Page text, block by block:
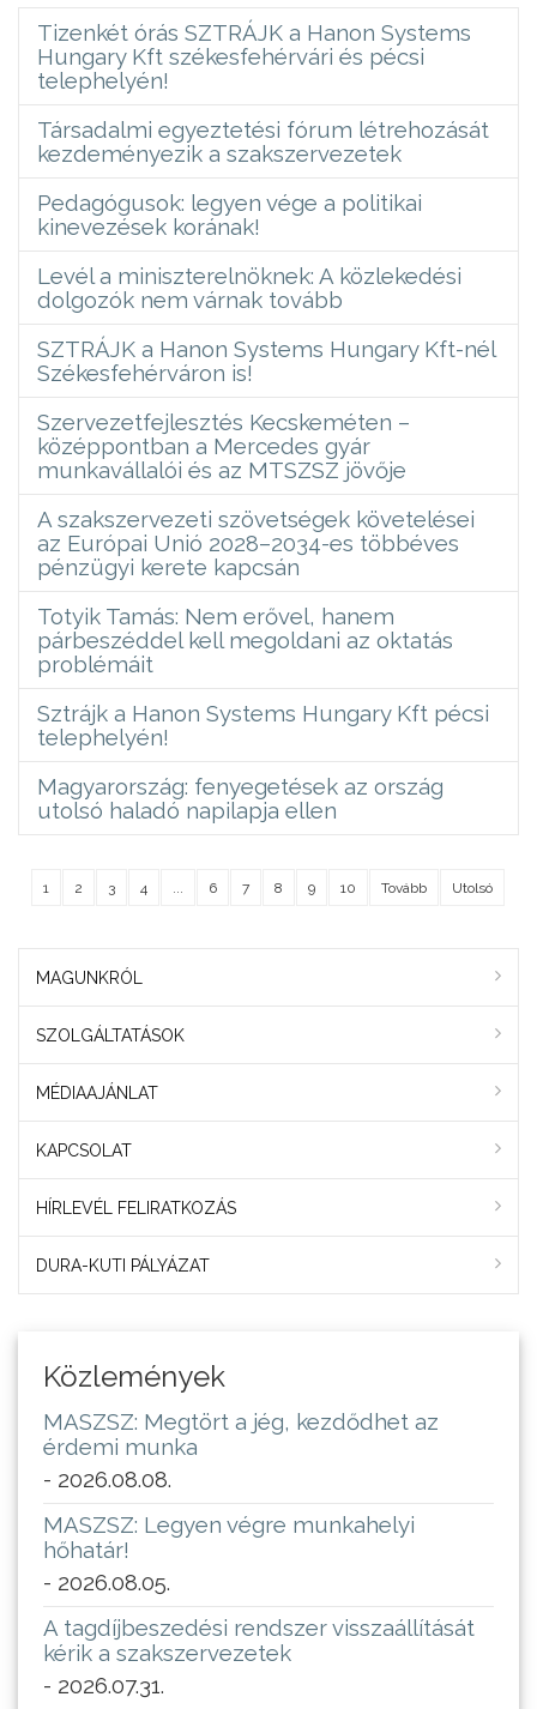
Tizenkét órás SZTRÁJK a Hanon Systems
Hungary Kft székesfehérvári és pécsi
telephelyén!
Társadalmi egyeztetési fórum létrehozását
kezdeményezik a szakszervezetek
Pedagógusok: legyen vége a politikai
kinevezések korának!
Levél a miniszterelnöknek: A közlekedési
dolgozók nem várnak tovább
SZTRÁJK a Hanon Systems Hungary Kft-nél
Székesfehérváron is!
Szervezetfejlesztés Kecskeméten –
középpontban a Mercedes gyár
munkavállalói és az MTSZSZ jövője
A szakszervezeti szövetségek követelései
az Európai Unió 2028–2034-es többéves
pénzügyi kerete kapcsán
Totyik Tamás: Nem erővel, hanem
párbeszéddel kell megoldani az oktatás
problémáit
Sztrájk a Hanon Systems Hungary Kft pécsi
telephelyén!
Magyarország: fenyegetések az ország
utolsó haladó napilapja ellen
1 2 3 4 ... 6 7 8 9 10 Tovább Utolsó
MAGUNKRÓL
SZOLGÁLTATÁSOK
MÉDIAAJÁNLAT
KAPCSOLAT
HÍRLEVÉL FELIRATKOZÁS
DURA-KUTI PÁLYÁZAT
Közlemények
MASZSZ: Megtört a jég, kezdődhet az
érdemi munka
- 2026.08.08.
MASZSZ: Legyen végre munkahelyi
hőhatár!
- 2026.08.05.
A tagdíjbeszedési rendszer visszaállítását
kérik a szakszervezetek
- 2026.07.31.